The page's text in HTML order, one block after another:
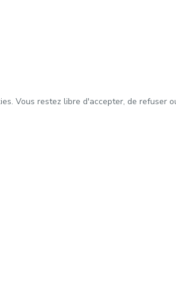
Vous restez libre d'accepter, de refuser